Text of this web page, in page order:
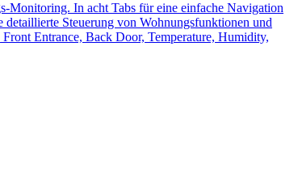
Monitoring. In acht Tabs für eine einfache Navigation
Steuerung von Wohnungsfunktionen und
Entrance, Back Door, Temperature, Humidity,